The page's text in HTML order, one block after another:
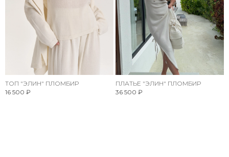
ТОП "ЭЛИН" ПЛОМБИР
16 500 ₽
ПЛАТЬЕ "ЭЛИН" ПЛОМБИР
36 500 ₽